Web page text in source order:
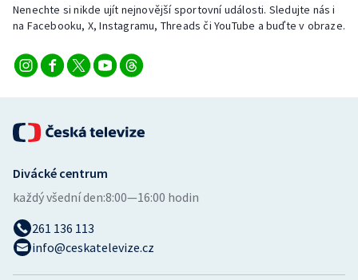
Volejbal
Nenechte si nikde ujít nejnovější sportovní události. Sledujte nás i
na Facebooku, X, Instagramu, Threads či YouTube a buďte v obraze.
Divácké centrum
každý všední den:8:00—16:00 hodin
261 136 113
info@ceskatelevize.cz